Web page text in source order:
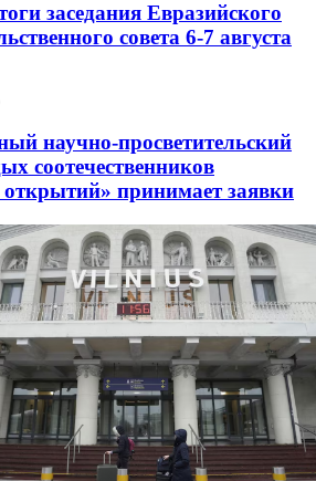
заседания Евразийского
совета 6-7 августа
научно-просветительский
соотечественников
открытий» принимает заявки